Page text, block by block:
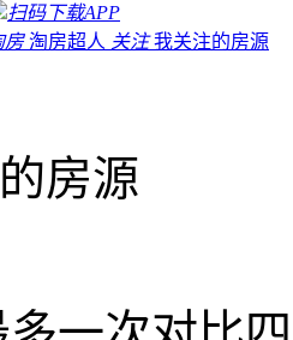
扫码下载APP
房 淘房超人 关注 我关注的房源
房源